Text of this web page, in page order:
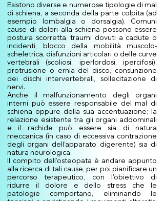
Esistono diverse e numerose tipologie di mal
di schiena, a seconda della parte colpita (ad
esempio lombalgia o dorsalgia). Comuni
cause di dolori alla schiena possono essere
postura scorretta, traumi dovuti a cadute o
incidenti, blocco della mobilità muscolo-
scheletrica, disfunzioni articolari o delle curve
vertebrali (scoliosi, iperlordosi, ipercifosi),
protrusione o ernia del disco, consunzione
dei dischi intervertebrali, sollecitazione di
nervi.
Anche il malfunzionamento degli organi
interni può essere responsabile del mal di
schiena oppure della sua accentuazione; la
relazione esistente tra gli organi addominali
e il rachide può essere sia di natura
meccanica (in caso di eccessiva contrazione
degli organi dell’apparato digerente) sia di
natura neurologica.
Il compito dell’osteopata è andare appunto
alla ricerca di tali cause, per poi pianificare un
percorso terapeutico, con l'obiettivo di
ridurre il dolore e dello stress che le
patologie comportano, eliminando le